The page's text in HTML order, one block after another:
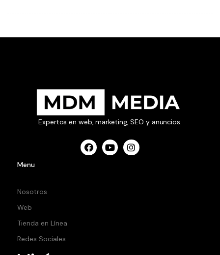
Expertos en web, marketing, SEO y anuncios.
Menu
Nosotros
Web
Tienda en Línea
Redes Sociales